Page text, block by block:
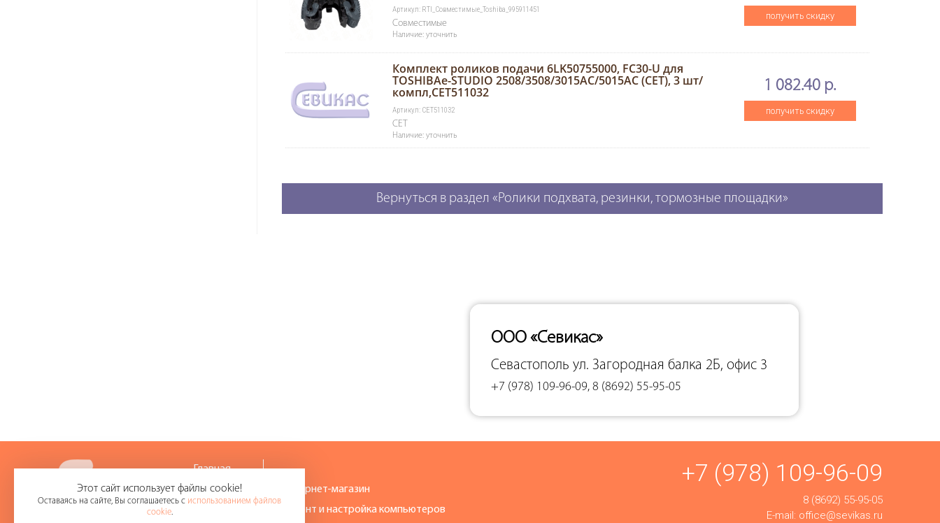
Артикул: RTI_Совместимые_Toshiba_995911451
Совместимые
Наличие: уточнить
получить скидку
Комплект роликов подачи 6LK50755000, FC30-U для
TOSHIBAe-STUDIO 2508/3508/3015AC/5015AC (CET), 3 шт/
компл,CET511032
Артикул: CET511032
CET
Наличие: уточнить
1 082.40 р.
получить скидку
Вернуться в раздел «Ролики подхвата, резинки, тормозные площадки»
ООО «Севикас»
Севастополь ул. Загородная балка 2Б, офис 3
+7 (978) 109-96-09, 8 (8692) 55-95-05
Главная
О компании
Интернет-магазин
Ремонт и настройка компьютеров
+7 (978) 109-96-09
8 (8692) 55-95-05
E-mail: office@sevikas.ru
Этот сайт использует файлы cookie!
Оставаясь на сайте, Вы соглашаетесь с использованием файлов
cookie.